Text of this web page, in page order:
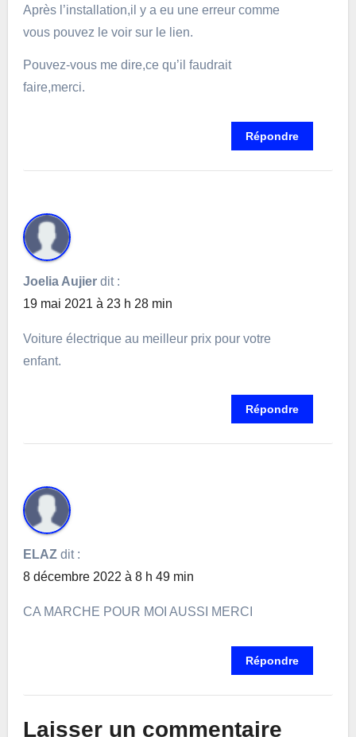
Après l’installation,il y a eu une erreur comme
vous pouvez le voir sur le lien.
Pouvez-vous me dire,ce qu’il faudrait
faire,merci.
Répondre
Joelia Aujier dit :
19 mai 2021 à 23 h 28 min
Voiture électrique au meilleur prix pour votre
enfant.
Répondre
ELAZ dit :
8 décembre 2022 à 8 h 49 min
CA MARCHE POUR MOI AUSSI MERCI
Répondre
Laisser un commentaire